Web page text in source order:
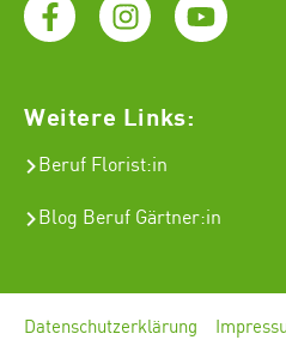
Weitere Links:
Beruf Florist:in
Blog Beruf Gärtner:in
Datenschutzerklärung